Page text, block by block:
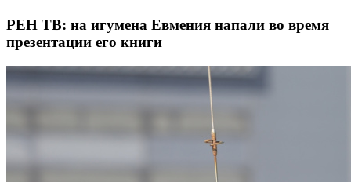
РЕН ТВ: на игумена Евмения напали во время
презентации его книги